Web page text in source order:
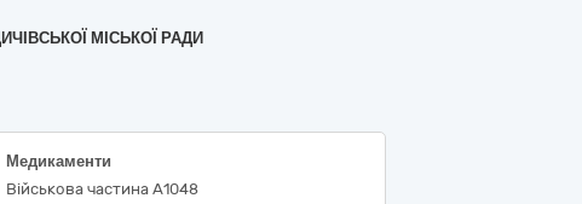
МІСЬКОЇ РАДИ
Медикаменти
Військова частина А1048